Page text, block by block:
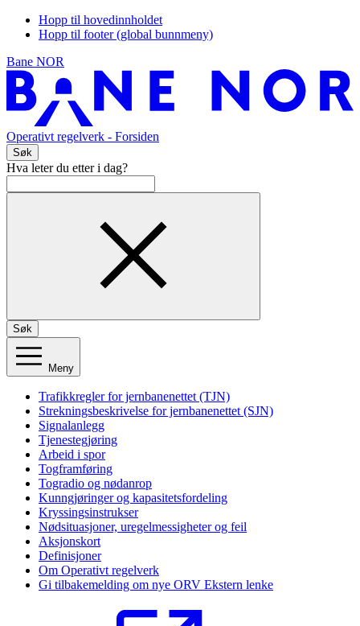
Hopp til hovedinnholdet
Hopp til footer (global bunnmeny)
Bane NOR
Operativt regelverk - Forsiden
Søk
Hva leter du etter i dag?
Søk
Meny
Trafikkregler for jernbanenettet (TJN)
Strekningsbeskrivelse for jernbanenettet (SJN)
Signalanlegg
Tjenestegjøring
Arbeid i spor
Togframføring
Togradio og nødanrop
Kunngjøringer og kapasitetsfordeling
Kryssingsinstrukser
Nødsituasjoner, uregelmessigheter og feil
Aksjonskort
Definisjoner
Om Operativt regelverk
Gi tilbakemelding om nye ORV Ekstern lenke